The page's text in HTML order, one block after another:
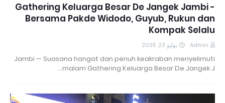
Gathering Keluarga Besar De Jangek Jambi -
Bersama Pakde Widodo, Guyub, Rukun dan
Kompak Selalu
Admin يوليو 23, 2025
Jambi — Suasana hangat dan penuh keakraban menyelimuti
malam Gathering Keluarga Besar De Jangek J…